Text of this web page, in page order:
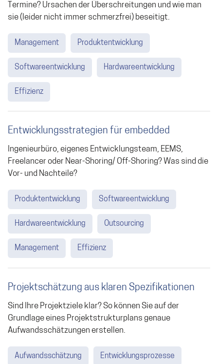
Termine? Ursachen der Überschreitungen und wie man
sie (leider nicht immer schmerzfrei) beseitigt.
Management Produktentwicklung
Softwareentwicklung Hardwareentwicklung
Effizienz
Entwicklungsstrategien für embedded
Ingenieurbüro, eigenes Entwicklungsteam, EEMS,
Freelancer oder Near-Shoring/ Off-Shoring? Was sind die
Vor- und Nachteile?
Produktentwicklung Softwareentwicklung
Hardwareentwicklung Outsourcing
Management Effizienz
Projektschätzung aus klaren Spezifikationen
Sind Ihre Projektziele klar? So können Sie auf der
Grundlage eines Projektstrukturplans genaue
Aufwandsschätzungen erstellen.
Aufwandsschätzung Entwicklungsprozesse